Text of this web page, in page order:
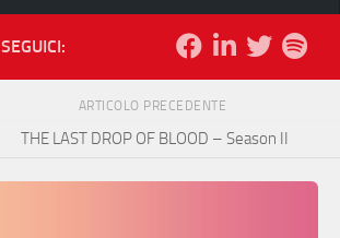
SEGUICI:
ARTICOLO PRECEDENTE
THE LAST DROP OF BLOOD – Season II